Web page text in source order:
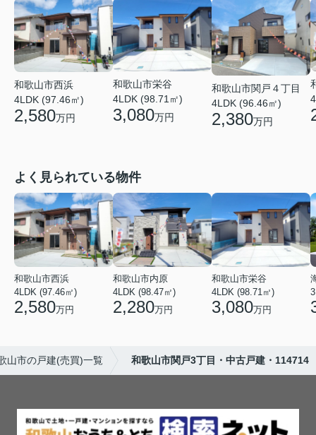
和歌山市西浜
4LDK (97.46㎡)
2,580万円
和歌山市栄谷
4LDK (98.71㎡)
3,080万円
和歌山市関戸４丁目
4LDK (96.46㎡)
2,380万円
よく見られている物件
和歌山市西浜
4LDK (97.46㎡)
2,580万円
和歌山市内原
4LDK (98.47㎡)
2,280万円
和歌山市栄谷
4LDK (98.71㎡)
3,080万円
山市の戸建(売買)一覧 和歌山市関戸3丁目・中古戸建・114714